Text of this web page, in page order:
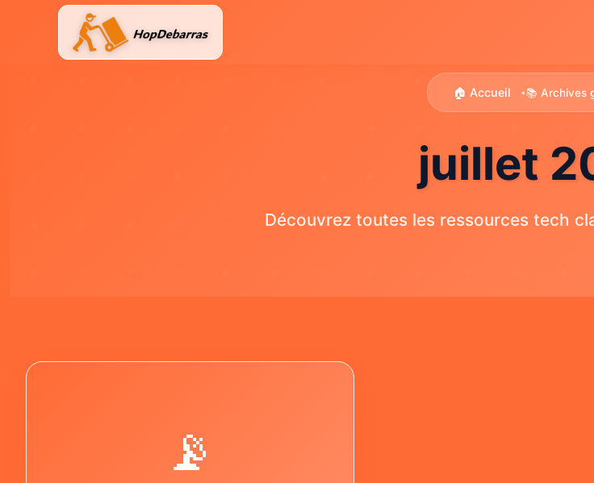
🏠 Accueil •📚 Archives
juillet
Découvrez toutes les ressources tech
📡